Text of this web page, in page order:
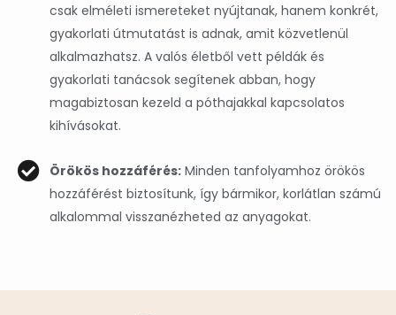
csak elméleti ismereteket nyújtanak, hanem konkrét,
gyakorlati útmutatást is adnak, amit közvetlenül
alkalmazhatsz. A valós életből vett példák és
gyakorlati tanácsok segítenek abban, hogy
magabiztosan kezeld a póthajakkal kapcsolatos
kihívásokat.
Örökös hozzáférés: Minden tanfolyamhoz örökös
hozzáférést biztosítunk, így bármikor, korlátlan számú
alkalommal visszanézheted az anyagokat.